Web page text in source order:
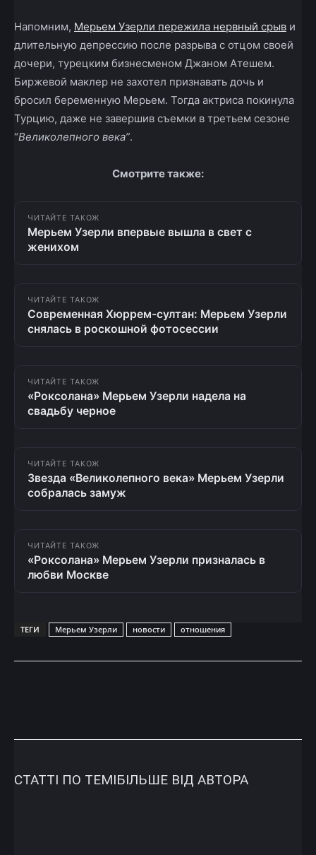
Напомним, Мерьем Узерли пережила нервный срыв и
длительную депрессию после разрыва с отцом своей
дочери, турецким бизнесменом Джаном Атешем.
Биржевой маклер не захотел признавать дочь и
бросил беременную Мерьем. Тогда актриса покинула
Турцию, даже не завершив съемки в третьем сезоне
“Великолепного века”.
Смотрите также:
ЧИТАЙТЕ ТАКОЖ
Мерьем Узерли впервые вышла в свет с
женихом
ЧИТАЙТЕ ТАКОЖ
Современная Хюррем-султан: Мерьем Узерли
снялась в роскошной фотосессии
ЧИТАЙТЕ ТАКОЖ
«Роксолана» Мерьем Узерли надела на
свадьбу черное
ЧИТАЙТЕ ТАКОЖ
Звезда «Великолепного века» Мерьем Узерли
собралась замуж
ЧИТАЙТЕ ТАКОЖ
«Роксолана» Мерьем Узерли призналась в
любви Москве
ТЕГИ Мерьем Узерли новости отношения
СТАТТІ ПО ТЕМІБІЛЬШЕ ВІД АВТОРА